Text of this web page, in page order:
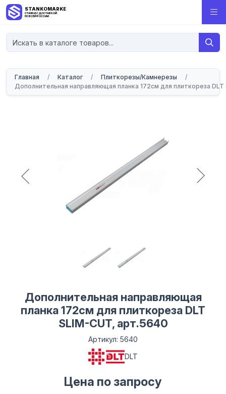
STANKOMARKET
СТАНКИ С ДОСТАВКОЙ
ПО ВСЕЙ РОССИИ
Главная / Каталог / Плиткорезы/Камнерезы
/
Дополнительная направляющая планка 172см для плиткореза
Дополнительная направляющая
планка 172см для плиткореза DLT
SLIM-CUT, арт.5640
Артикул: 5640
DLT
Цена по запросу